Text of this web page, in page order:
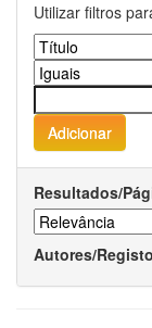
Utilizar filtros
Resultados/
Autores/Registo